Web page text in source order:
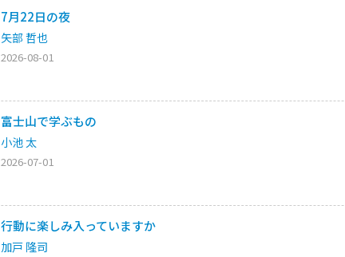
7月22日の夜
矢部 哲也
2026-08-01
富士山で学ぶもの
小池 太
2026-07-01
行動に楽しみ入っていますか
加戸 隆司